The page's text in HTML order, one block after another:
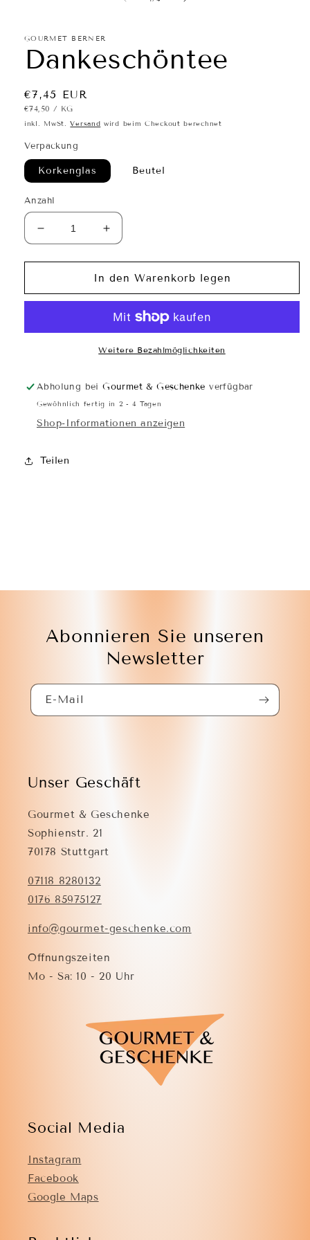
GOURMET BERNER
Dankeschöntee
Normaler
Preis
€7,45 EUR
GRUNDPREIS
€74,50 / PRO
KG
inkl. MwSt.Versand wird beim Checkout berechnet
Verpackung
Korkenglas Beutel
Anzahl
Verringere
die
Menge
Dankeschöntee
Erhöhe
die
Menge
für
Dankeschöntee
In den Warenkorb legen
Weitere Bezahlmöglichkeiten
Abholung beiGourmet & Geschenke verfügbar
Gewöhnlich fertig in 2 - 4 Tagen
Shop-Informationen anzeigen
Teilen
Abonnieren Sie unseren
Newsletter
E-Mail
Unser Geschäft
Gourmet & Geschenke
Sophienstr. 21
70178 Stuttgart
07118 8280132
0176 85975127
info@gourmet-geschenke.com
Öffnungszeiten
Mo - Sa: 10 - 20 Uhr
Social Media
Instagram
Facebook
Google Maps